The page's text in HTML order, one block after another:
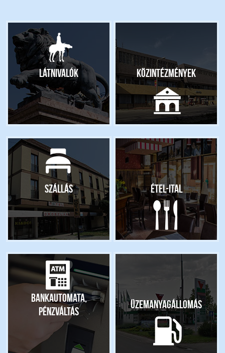
Látnivalók Közintézmények
Szállás Étel-ital
Bankautomata,
pénzváltás
Üzemanyagállomás